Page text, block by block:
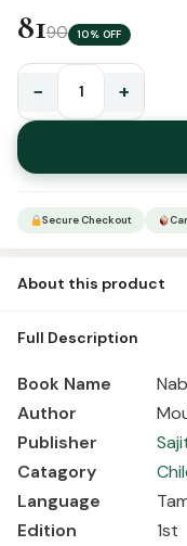
8190 10% OFF
கூறும்
நல்லொழுக்கங்கள்
quantity
− +
Secure Checkout
About this product
Albuhari Publisher
Language Tamil Edition
Pages நூல் அறிமுகம்:
தவழ்ந்து கொண்டிருக்கும்
புத்தகமானது. ஒரு முஸ்லிம்,
எதிர்கொள்ளும் சவால்கள் என
Full Description
Book Name
Author
Publisher
Catagory
Language
Edition
1st